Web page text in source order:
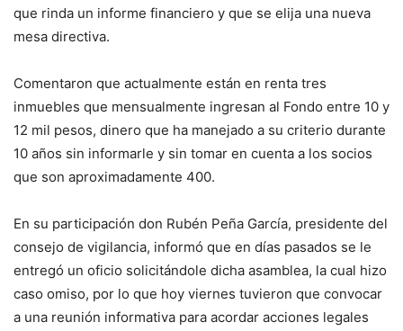
que rinda un informe financiero y que se elija una nueva
mesa directiva.
Comentaron que actualmente están en renta tres
inmuebles que mensualmente ingresan al Fondo entre 10 y
12 mil pesos, dinero que ha manejado a su criterio durante
10 años sin informarle y sin tomar en cuenta a los socios
que son aproximadamente 400.
En su participación don Rubén Peña García, presidente del
consejo de vigilancia, informó que en días pasados se le
entregó un oficio solicitándole dicha asamblea, la cual hizo
caso omiso, por lo que hoy viernes tuvieron que convocar
a una reunión informativa para acordar acciones legales